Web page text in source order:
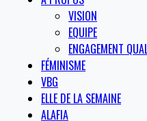
VISION
EQUIPE
ENGAGEMENT
FÉMINISME
VBG
ELLE DE LA SEMAINE
ALAFIA